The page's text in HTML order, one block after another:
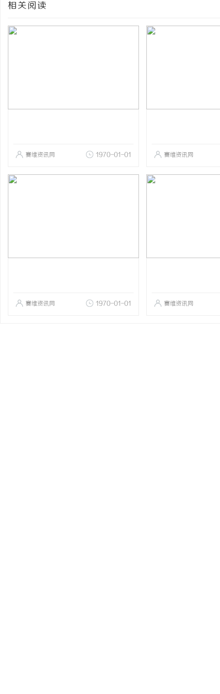
相关阅读
赛维资讯网 1970-01-01 赛维资讯网
赛维资讯网 1970-01-01 赛维资讯网